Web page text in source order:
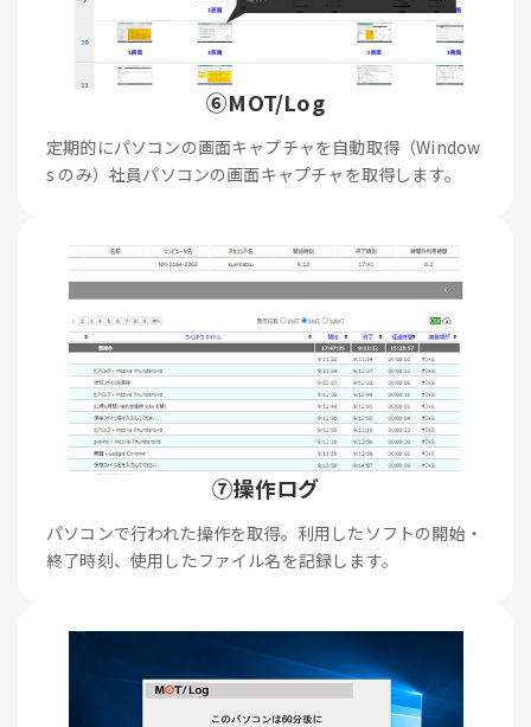
⑥MOT/Log
定期的にパソコンの画面キャプチャを自動取得（Window
s のみ）社員パソコンの画面キャプチャを取得します。
⑦操作ログ
パソコンで行われた操作を取得。利用したソフトの開始・
終了時刻、使用したファイル名を記録します。